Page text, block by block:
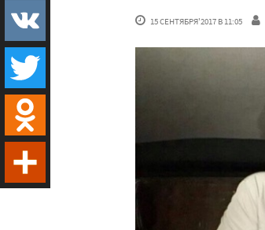
15 СЕНТЯБРЯ'2017 В 11:05
Facebook
VK
Twitter
Odnoklassniki